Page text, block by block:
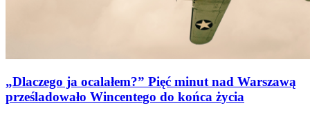
„Dlaczego ja ocalałem?” Pięć minut nad Warszawą
prześladowało Wincentego do końca życia